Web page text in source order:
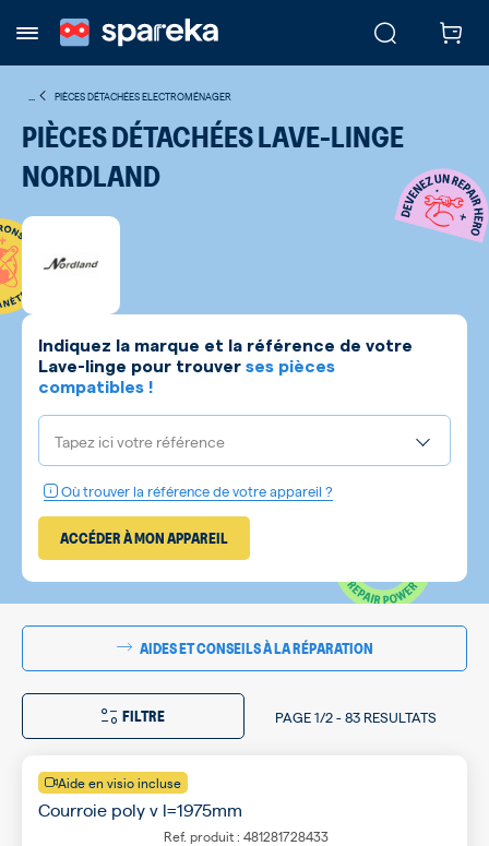
PIÈCES DÉTACHÉES ELECTROMÉNAGER
PIÈCES DÉTACHÉES LAVE-LINGE
NORDLAND
Indiquez la marque et la référence de votre
Lave-linge pour trouver ses pièces
compatibles !
Tapez ici votre référence
Où trouver la référence de votre appareil ?
ACCÉDER À MON APPAREIL
AIDES ET CONSEILS À LA RÉPARATION
FILTRE PAGE1/2-83 RESULTATS
Aide en visio incluse
Courroie poly v l=1975mm
Ref. produit : 481281728433